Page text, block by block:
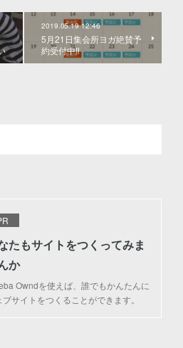
2019.05.19 12:46
5月21日集会所ヨガ絶賛予
約受付中‼️
たもサイトをつくってみま
か
Owndを使えば、誰でもかんたんに
ブサイトをつくることができます。